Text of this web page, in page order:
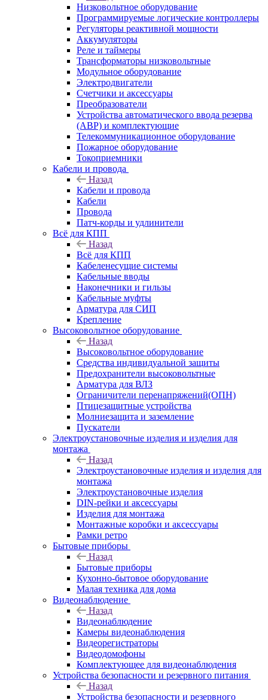
Низковольтное оборудование
Программируемые логические контроллеры
Регуляторы реактивной мощности
Аккумуляторы
Реле и таймеры
Трансформаторы низковольтные
Модульное оборудование
Электродвигатели
Счетчики и аксессуары
Преобразователи
Устройства автоматического ввода резерва
(АВР) и комплектующие
Телекоммуникационное оборудование
Пожарное оборудование
Токоприемники
Кабели и провода
Назад
Кабели и провода
Кабели
Провода
Патч-корды и удлинители
Всё для КПП
Назад
Всё для КПП
Кабеленесущие системы
Кабельные вводы
Наконечники и гильзы
Кабельные муфты
Арматура для СИП
Крепление
Высоковольтное оборудование
Назад
Высоковольтное оборудование
Средства индивидуальной защиты
Предохранители высоковольтные
Арматура для ВЛЗ
Ограничители перенапряжений(ОПН)
Птицезащитные устройства
Молниезащита и заземление
Пускатели
Электроустановочные изделия и изделия для
монтажа
Назад
Электроустановочные изделия и изделия для
монтажа
Электроустановочные изделия
DIN-рейки и аксессуары
Изделия для монтажа
Монтажные коробки и аксессуары
Рамки ретро
Бытовые приборы
Назад
Бытовые приборы
Кухонно-бытовое оборудование
Малая техника для дома
Видеонаблюдение
Назад
Видеонаблюдение
Камеры видеонаблюдения
Видеорегистраторы
Видеодомофоны
Комплектующее для видеонаблюдения
Устройства безопасности и резервного питания
Назад
Устройства безопасности и резервного